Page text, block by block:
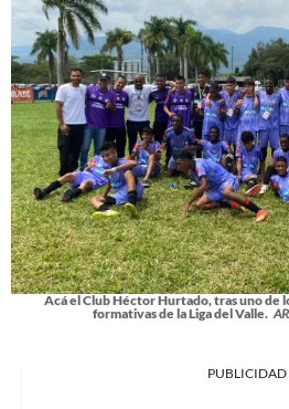
Acá el Club Héctor Hurtado, tras uno de
formativas de la Liga del Valle.
PUBLICIDAD